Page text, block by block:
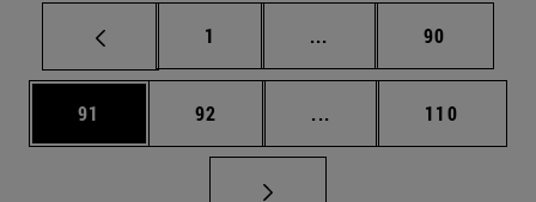
Página
1 ... Páginas intermedias
Página
90
Página
91 Página
92 ... Páginas intermedias
Página
110